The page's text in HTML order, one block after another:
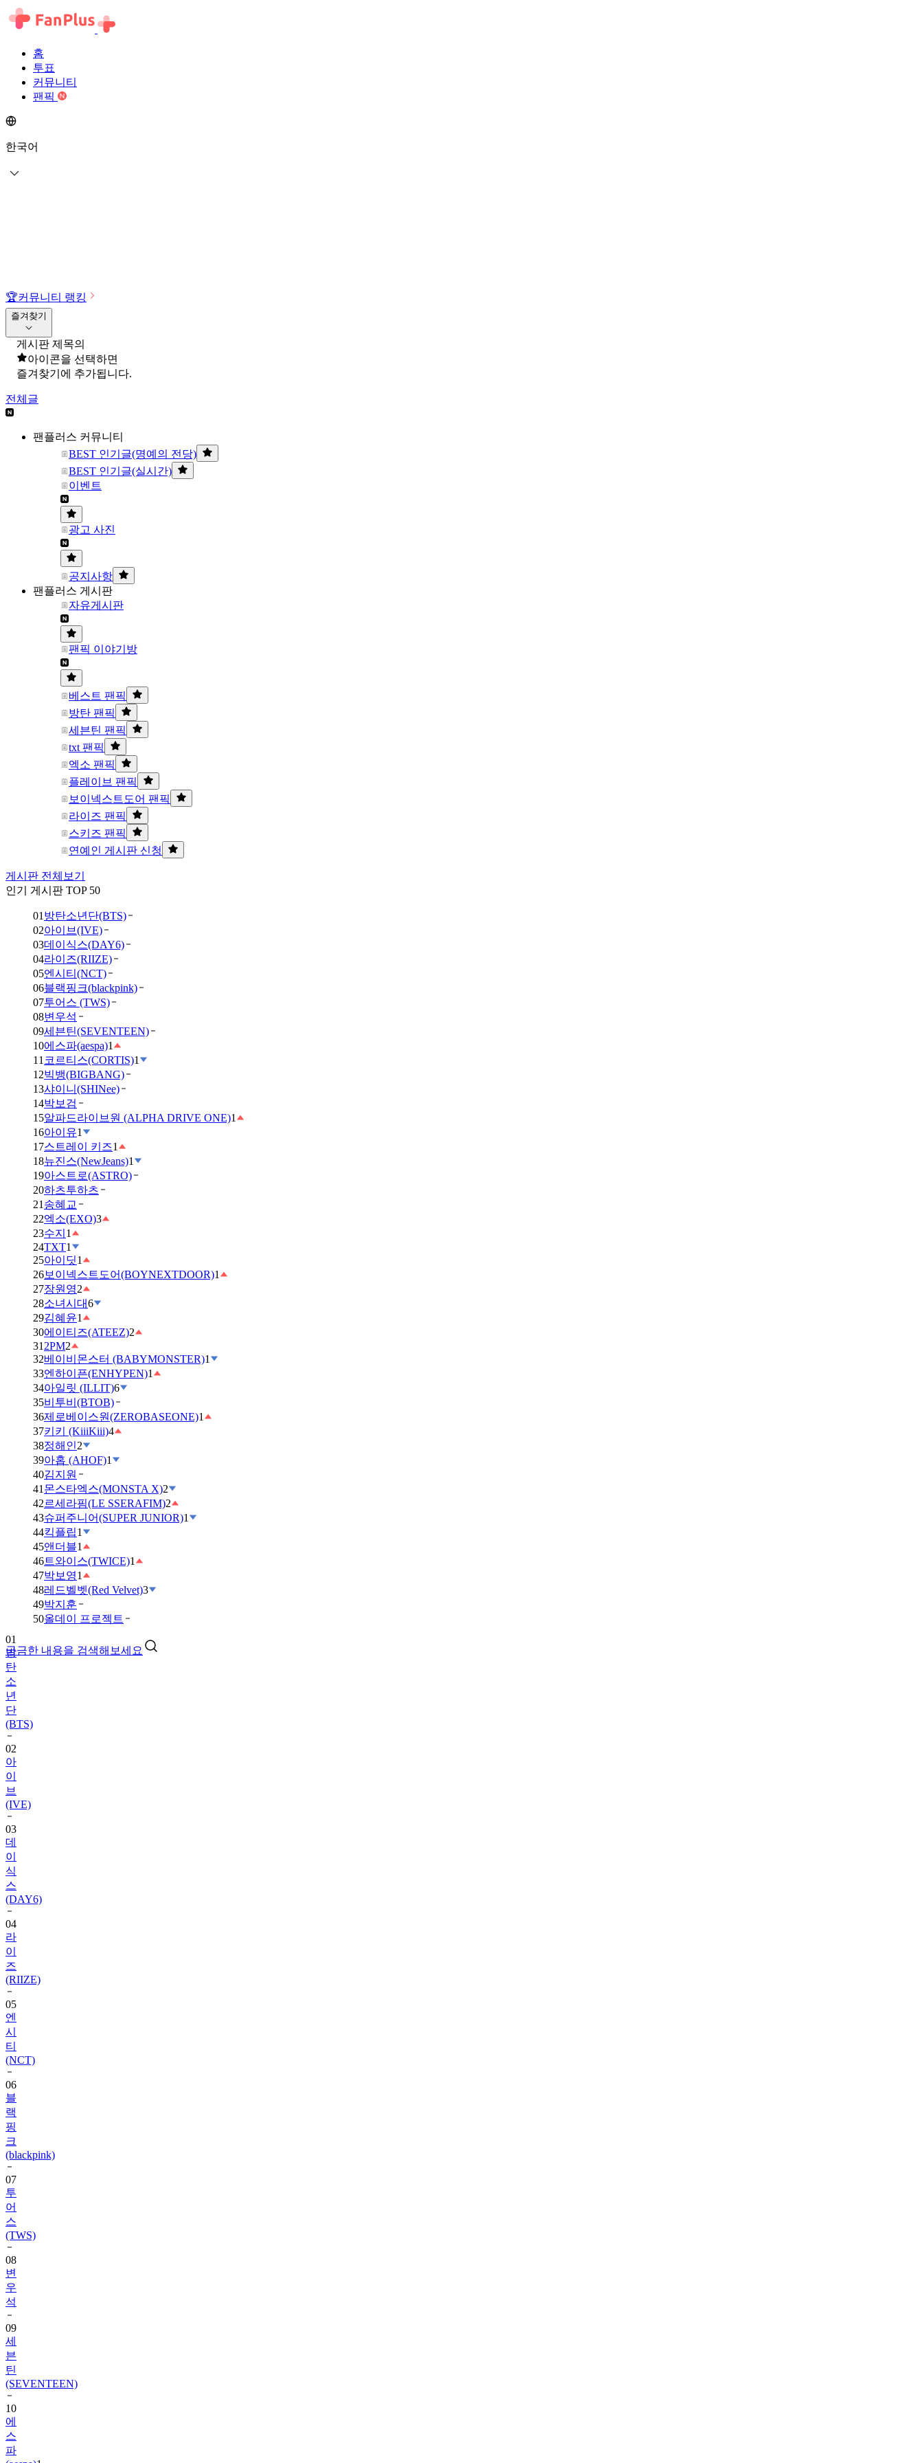
홈
투표
커뮤니티
팬픽
한국어
🏆커뮤니티 랭킹
즐겨찾기
게시판 제목의
아이콘을 선택하면
즐겨찾기에 추가됩니다.
전체글
팬플러스 커뮤니티
BEST 인기글(명예의 전당)
BEST 인기글(실시간)
이벤트
광고 사진
공지사항
팬플러스 게시판
자유게시판
팬픽 이야기방
베스트 팬픽
방탄 팬픽
세븐틴 팬픽
txt 팬픽
엑소 팬픽
플레이브 팬픽
보이넥스트도어 팬픽
라이즈 팬픽
스키즈 팬픽
연예인 게시판 신청
게시판 전체보기
인기 게시판 TOP 50
01 방탄소년단(BTS)
02아이브(IVE)
03데이식스(DAY6)
04라이즈(RIIZE)
05엔시티(NCT)
06블랙핑크(blackpink)
07투어스 (TWS)
08변우석
09세븐틴(SEVENTEEN)
10에스파(aespa)1
11 코르티스(CORTIS)1
12빅뱅(BIGBANG)
13샤이니(SHINee)
14박보검
15알파드라이브원 (ALPHA DRIVE ONE)1
16아이유1
17스트레이 키즈1
18뉴진스(NewJeans)1
19아스트로(ASTRO)
20하츠투하츠
21 송혜교
22엑소(EXO)3
23수지 1
24TXT1
25아이딧1
26보이넥스트도어(BOYNEXTDOOR)1
27장원영2
28소녀시대6
29김혜윤1
30에이티즈(ATEEZ)2
31 2PM2
32베이비몬스터 (BABYMONSTER)1
33엔하이픈(ENHYPEN)1
34아일릿 (ILLIT)6
35비투비(BTOB)
36제로베이스원(ZEROBASEONE)1
37키키 (KiiiKiii)4
38정해인2
39아홉 (AHOF)1
40김지원
41 몬스타엑스(MONSTA X)2
42르세라핌(LE SSERAFIM)2
43슈퍼주니어(SUPER JUNIOR)1
44킥플립1
45앤더블1
46트와이스(TWICE)1
47박보영1
48레드벨벳(Red Velvet)3
49박지훈
50올데이 프로젝트
궁금한 내용을 검색해보세요
탄
소
년
단
(BTS)
02
아
이
브
(IVE)
03
데
이
식
스
(DAY6)
04
라
이
즈
(RIIZE)
05
엔
시
티
(NCT)
06
블
랙
핑
크
(blackpink)
07
투
어
스
(TWS)
08
변
우
석
09
세
븐
틴
(SEVENTEEN)
10
에
스
파
(aespa)